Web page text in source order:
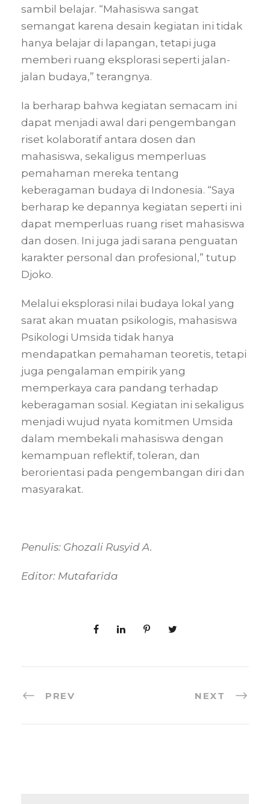
sambil belajar. “Mahasiswa sangat
semangat karena desain kegiatan ini tidak
hanya belajar di lapangan, tetapi juga
memberi ruang eksplorasi seperti jalan-
jalan budaya,” terangnya.
Ia berharap bahwa kegiatan semacam ini
dapat menjadi awal dari pengembangan
riset kolaboratif antara dosen dan
mahasiswa, sekaligus memperluas
pemahaman mereka tentang
keberagaman budaya di Indonesia. “Saya
berharap ke depannya kegiatan seperti ini
dapat memperluas ruang riset mahasiswa
dan dosen. Ini juga jadi sarana penguatan
karakter personal dan profesional,” tutup
Djoko.
Melalui eksplorasi nilai budaya lokal yang
sarat akan muatan psikologis, mahasiswa
Psikologi Umsida tidak hanya
mendapatkan pemahaman teoretis, tetapi
juga pengalaman empirik yang
memperkaya cara pandang terhadap
keberagaman sosial. Kegiatan ini sekaligus
menjadi wujud nyata komitmen Umsida
dalam membekali mahasiswa dengan
kemampuan reflektif, toleran, dan
berorientasi pada pengembangan diri dan
masyarakat.
Penulis: Ghozali Rusyid A.
Editor: Mutafarida
PREV NEXT